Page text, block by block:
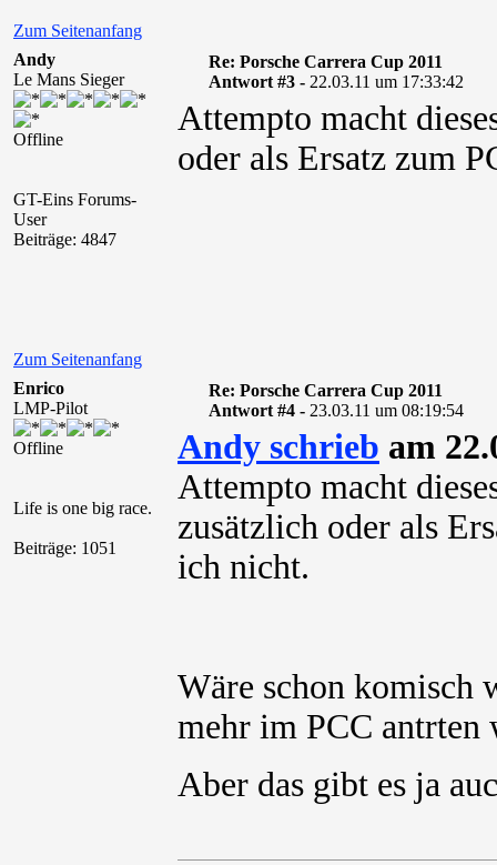
Zum Seitenanfang
Andy
Le Mans Sieger
Offline
GT-Eins Forums-
User
Beiträge: 4847
Re: Porsche Carrera Cup 2011
Antwort #3 - 22.03.11 um 17:33:42
Attempto macht
oder als Ersatz zum
Zum Seitenanfang
Enrico
LMP-Pilot
Offline
Life is one big race.
Beiträge: 1051
Re: Porsche Carrera Cup 2011
Antwort #4 - 23.03.11 um 08:19:54
Andy schrieb am
Attempto macht
zusätzlich oder als
ich nicht.
Wäre schon komisch
mehr im PCC antrten
Aber das gibt es ja